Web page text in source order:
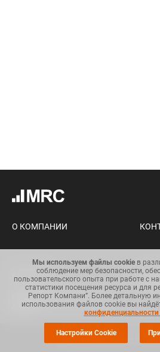
О КОМПАНИИ
Карта сайта
Общий регламент по защите
данных
© Copyright 2008-2025. Все
Мы используем файлы cookie в
соблюдение мер безопасности,
пользовательского опыта при работе с
статистики посещения ресурса и для
Репорт Компани”. Более детальную
использования файлов cookie вы
конфиденциальности
Настройки Cookie